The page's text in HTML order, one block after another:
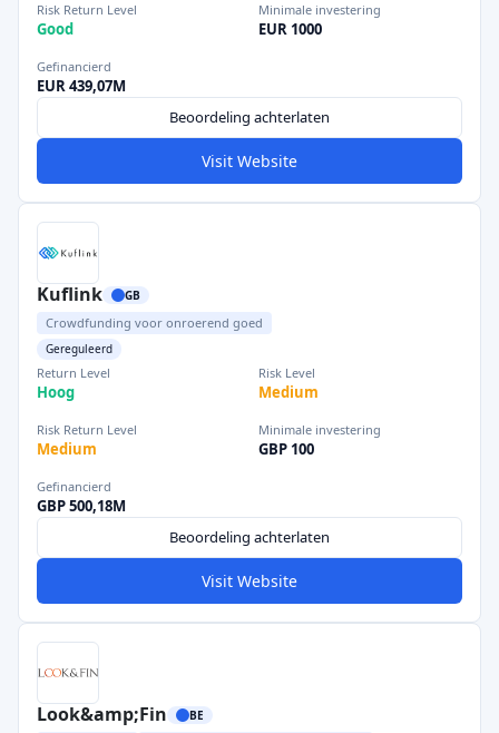
Risk Return Level
Good
Minimale investering
EUR 1000
Gefinancierd
EUR 439,07M
Beoordeling achterlaten
Visit Website
Kuflink GB
Crowdfunding voor onroerend goed
Gereguleerd
Return Level
Hoog
Risk Level
Medium
Risk Return Level
Medium
Minimale investering
GBP 100
Gefinancierd
GBP 500,18M
Beoordeling achterlaten
Visit Website
Look&amp;Fin BE